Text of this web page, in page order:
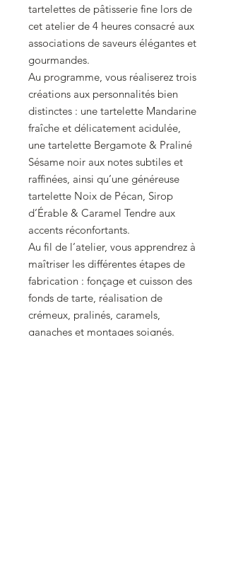
tartelettes de pâtisserie fine lors de
cet atelier de 4 heures consacré aux
associations de saveurs élégantes et
gourmandes.
Au programme, vous réaliserez trois
créations aux personnalités bien
distinctes : une tartelette Mandarine
fraîche et délicatement acidulée,
une tartelette Bergamote & Praliné
Sésame noir aux notes subtiles et
raffinées, ainsi qu’une généreuse
tartelette Noix de Pécan, Sirop
d’Érable & Caramel Tendre aux
accents réconfortants.
Au fil de l’atelier, vous apprendrez à
maîtriser les différentes étapes de
fabrication : fonçage et cuisson des
fonds de tarte, réalisation de
crémeux, pralinés, caramels,
ganaches et montages soignés.